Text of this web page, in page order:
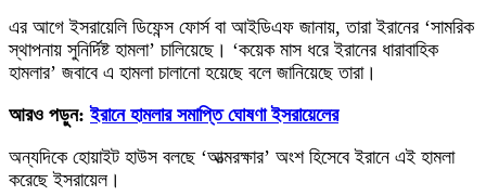
এর আগে ইসরায়েলি ডিফেন্স ফোর্স বা আইডিএফ জানায়, তারা ইরানের ‘সামরিক
স্থাপনায় সুনির্দিষ্ট হামলা’ চালিয়েছে। ‘কয়েক মাস ধরে ইরানের ধারাবাহিক
হামলার’ জবাবে এ হামলা চালানো হয়েছে বলে জানিয়েছে তারা।
আরও পড়ুন: ইরানে হামলার সমাপ্তি ঘোষণা ইসরায়েলের
অন্যদিকে হোয়াইট হাউস বলছে ‘আত্মরক্ষার’ অংশ হিসেবে ইরানে এই হামলা
করেছে ইসরায়েল।